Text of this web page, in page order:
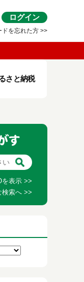
ログイン
ドを忘れた方 >>
さと納税
を表示 >>
検索へ >>